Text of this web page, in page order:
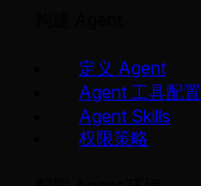
定义 Agent
Agent 工具配置
Agent Skills
权限策略